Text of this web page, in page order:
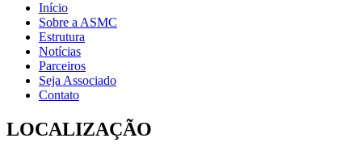
Início
Sobre a ASMC
Estrutura
Notícias
Parceiros
Seja Associado
Contato
LOCALIZAÇÃO